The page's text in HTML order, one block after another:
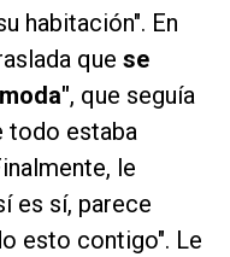
habitación". En
que se
, que seguía
todo estaba
le
es sí, parece
esto contigo". Le